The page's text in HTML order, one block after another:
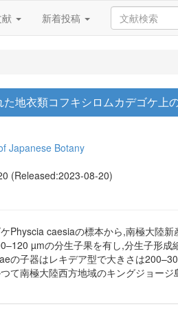
新着投稿
地衣類コフキシロムカデゴケ上
Japanese Botany
(Released:2023-08-20)
Physcia caesiaの標本から,南極大陸
µmの分生子果を有し,分生子形
子器はレキデア型で大きさは
て南極大陸西方地域のキングジョー